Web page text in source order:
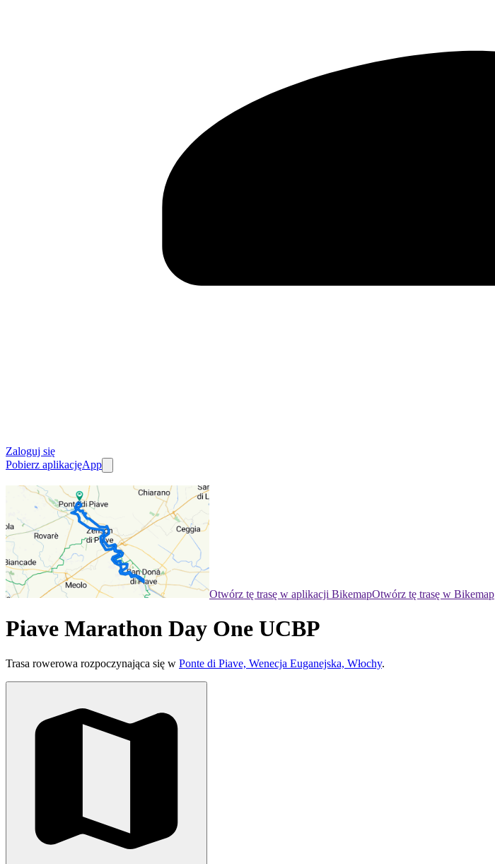
Zaloguj się
Pobierz aplikacjęApp
Otwórz tę trasę w aplikacji BikemapOtwórz tę trasę w Bikemap
Piave Marathon Day One UCBP
Trasa rowerowa rozpoczynająca się w Ponte di Piave, Wenecja Euganejska, Włochy.